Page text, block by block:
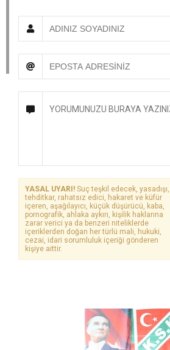
YASAL UYARI! Suç teşkil edecek, yasadışı,
tehditkar, rahatsız edici, hakaret ve küfür
içeren, aşağılayıcı, küçük düşürücü, kaba,
pornografik, ahlaka aykırı, kişilik haklarına
zarar verici ya da benzeri niteliklerde
içeriklerden doğan her türlü mali, hukuki,
cezai, idari sorumluluk içeriği gönderen
kişiye aittir.